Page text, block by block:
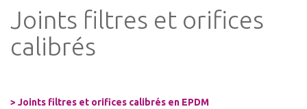
Joints filtres et orifices
calibrés
> Joints filtres et orifices calibrés en EPDM